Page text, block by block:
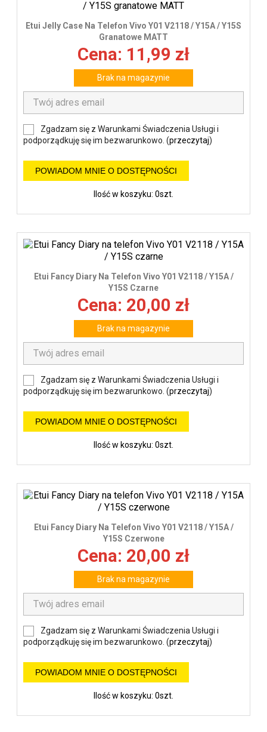
Etui Jelly Case Na Telefon Vivo Y01 V2118 / Y15A / Y15S
Granatowe MATT
Cena: 11,99 zł
Brak na magazynie
Zgadzam się z Warunkami Świadczenia Usługi i
podporządkuję się im bezwarunkowo. (przeczytaj)
POWIADOM MNIE O DOSTĘPNOŚCI
Ilość w koszyku: 0szt.
Etui Fancy Diary Na Telefon Vivo Y01 V2118 / Y15A /
Y15S Czarne
Cena: 20,00 zł
Brak na magazynie
Zgadzam się z Warunkami Świadczenia Usługi i
podporządkuję się im bezwarunkowo. (przeczytaj)
POWIADOM MNIE O DOSTĘPNOŚCI
Ilość w koszyku: 0szt.
Etui Fancy Diary Na Telefon Vivo Y01 V2118 / Y15A /
Y15S Czerwone
Cena: 20,00 zł
Brak na magazynie
Zgadzam się z Warunkami Świadczenia Usługi i
podporządkuję się im bezwarunkowo. (przeczytaj)
POWIADOM MNIE O DOSTĘPNOŚCI
Ilość w koszyku: 0szt.